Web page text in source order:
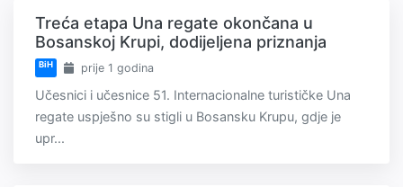
Treća etapa Una regate okončana u
Bosanskoj Krupi, dodijeljena priznanja
BiH prije 1 godina
Učesnici i učesnice 51. Internacionalne turističke Una
regate uspješno su stigli u Bosansku Krupu, gdje je
upr...